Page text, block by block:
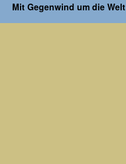
Mit Gegenwind um die Welt